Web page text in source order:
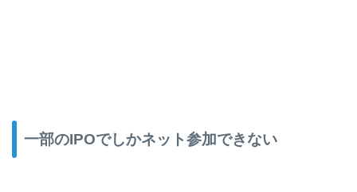
一部のIPOでしかネット参加できない